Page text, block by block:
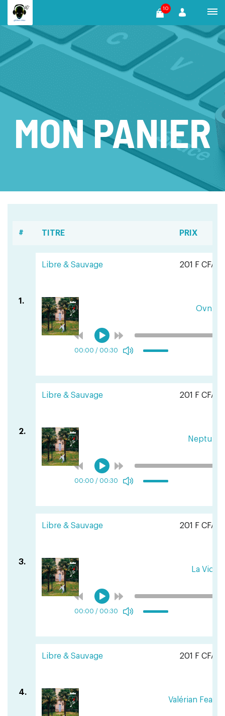
10
MON PANIER
# TITRE PRIX
Libre & Sauvage 201 F CFA
1.
Ovni
00:00 / 00:30
Libre & Sauvage 201 F CFA
2.
Neptune
00:00 / 00:30
Libre & Sauvage 201 F CFA
3.
La Vida
00:00 / 00:30
Libre & Sauvage 201 F CFA
4.
Valérian Feat